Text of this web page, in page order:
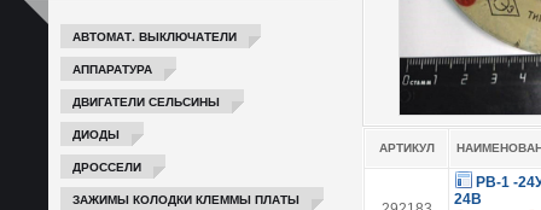
АВТОМАТ. ВЫКЛЮЧАТЕЛИ
АППАРАТУРА
ДВИГАТЕЛИ СЕЛЬСИНЫ
ДИОДЫ
ДРОССЕЛИ
ЗАЖИМЫ КОЛОДКИ КЛЕММЫ ПЛАТЫ
АРТИКУЛ
РВ-1 -
24В